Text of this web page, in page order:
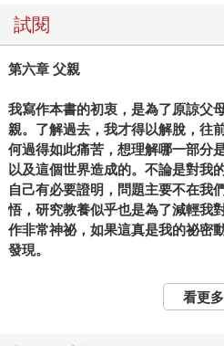
試閱
第六章 父親
我寫作本書的初衷，是為了原諒父
親。了解過去，我才得以解脫，往
何過得如此痛苦，想理解哪一部分
以及這個世界造成的。不論是對我
自己有必要證明，問題主要不在我
悟，研究教養似乎也是為了減輕我
作非常神祕，如果這真是我的祕密
發現。
我自幼就畏懼疾病與障礙，雖自始
到太異常的人，仍想別過目光。我
看更多